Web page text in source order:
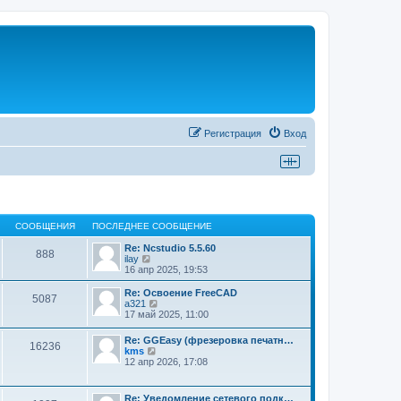
Вход
Регистрация
СООБЩЕНИЯ ПОСЛЕДНЕЕ СООБЩЕНИЕ
888
Re: Ncstudio 5.5.60
ilay
е
р
е
й
т
к
п
о
с
е
д
16 апр 2025, 19:53
5087
Re: Освоение FreeCAD
a321
е
е
й
т
и
п
17 май 2025, 11:00
16236
Re: GGEasy (фрезеровка печатн…
kms
е
12 апр 2026, 17:08
Re: Уведомление сетевого подк…